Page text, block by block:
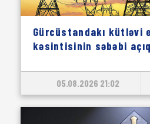
Gürcüstandakı kütləvi
kəsintisinin səbəbi
05.08.2026 21:02